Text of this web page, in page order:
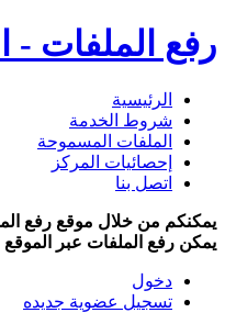
رفع الملفات -
الرئيسية
شروط الخدمة
الملفات المسموحة
إحصائيات المركز
اتصل بنا
يمكنكم من خلال موقع رفع
يمكن رفع الملفات عبر
دخول
تسجيل عضوية جديده